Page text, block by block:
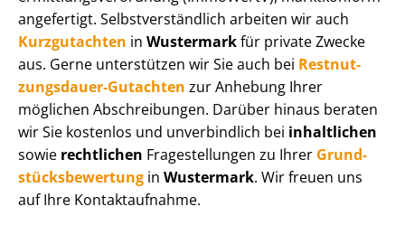
angefertigt. Selbst­ver­ständ­lich arbeiten wir auch
Kurzgutachten in Wustermarkfür private Zwecke
aus. Gerne unterstützen wir Sie auch bei Rest­nut­
zungs­dau­er-Gutachten zur Anhebung Ihrer
möglichen Abschreibungen. Darüber hinaus beraten
wir Sie kostenlos und unverbindlich bei inhaltlichen
sowie rechtlichen Fragestellungen zu Ihrer Grund­
stücks­be­wer­tung in Wustermark. Wir freuen uns
auf Ihre Kontaktaufnahme.